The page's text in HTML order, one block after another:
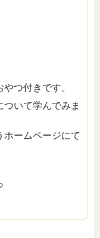
つ付きです。
いて学んでみま
ームページにて